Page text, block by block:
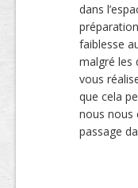
dans
faiblesse
malgré les
vous
que cela
nous nous
passage